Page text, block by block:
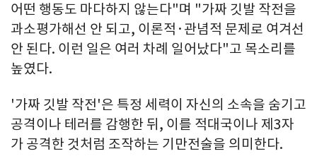
어떤 행동도 마다하지 않는다"며 "가짜 깃발 작전을
과소평가해선 안 되고, 이론적·관념적 문제로 여겨선
안 된다. 이런 일은 여러 차례 일어났다"고 목소리를
높였다.
'가짜 깃발 작전'은 특정 세력이 자신의 소속을 숨기고
공격이나 테러를 감행한 뒤, 이를 적대국이나 제3자
가 공격한 것처럼 조작하는 기만전술을 의미한다.